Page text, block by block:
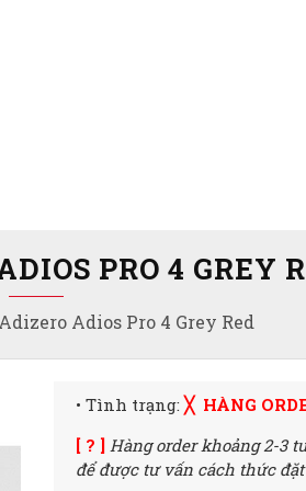
Adios Pro 4 Grey Red
PRO 4 GREY
• Tình trạng:╳ HÀNG
[ ? ] Hàng order khoảng 2-3
để được tư vấn cách thức